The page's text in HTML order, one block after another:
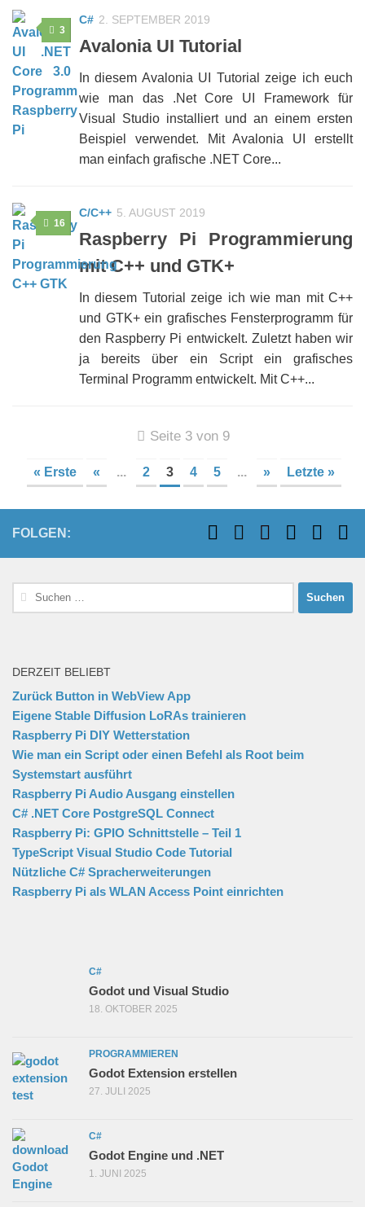
3
C# 2. SEPTEMBER 2019
Avalonia UI Tutorial
In diesem Avalonia UI Tutorial zeige ich euch
wie man das .Net Core UI Framework für
Visual Studio installiert und an einem ersten
Beispiel verwendet. Mit Avalonia UI erstellt
man einfach grafische .NET Core...
16
C/C++ 5. AUGUST 2019
Raspberry Pi Programmierung
mit C++ und GTK+
In diesem Tutorial zeige ich wie man mit C++
und GTK+ ein grafisches Fensterprogramm für
den Raspberry Pi entwickelt. Zuletzt haben wir
ja bereits über ein Script ein grafisches
Terminal Programm entwickelt. Mit C++...
Seite 3 von 9
« Erste « ... 2 3 4 5 ... » Letzte »
FOLGEN:
Suchen
nach:
DERZEIT BELIEBT
Zurück Button in WebView App
Eigene Stable Diffusion LoRAs trainieren
Raspberry Pi DIY Wetterstation
Wie man ein Script oder einen Befehl als Root beim
Systemstart ausführt
Raspberry Pi Audio Ausgang einstellen
C# .NET Core PostgreSQL Connect
Raspberry Pi: GPIO Schnittstelle – Teil 1
TypeScript Visual Studio Code Tutorial
Nützliche C# Spracherweiterungen
Raspberry Pi als WLAN Access Point einrichten
C#
Godot und Visual Studio
18. OKTOBER 2025
PROGRAMMIEREN
Godot Extension erstellen
27. JULI 2025
C#
Godot Engine und .NET
1. JUNI 2025